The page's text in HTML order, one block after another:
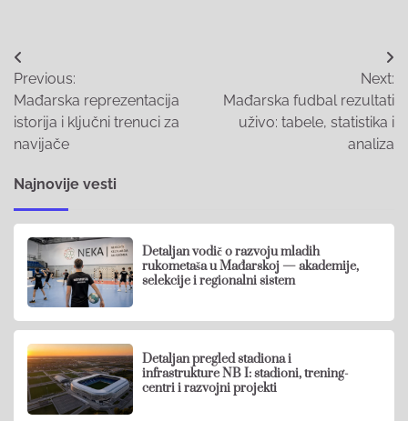
Post
navigation
Previous:
Mađarska reprezentacija
istorija i ključni trenuci za
navijače
Next:
Mađarska fudbal rezultati
uživo: tabele, statistika i
analiza
Najnovije vesti
Detaljan vodič o razvoju mladih
rukometaša u Mađarskoj — akademije,
selekcije i regionalni sistem
Detaljan pregled stadiona i
infrastrukture NB I: stadioni, trening-
centri i razvojni projekti